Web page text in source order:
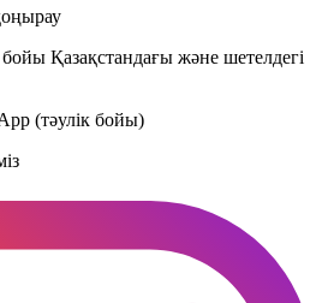
бойы Қазақстандағы және шетелдегі
(тәулік бойы)